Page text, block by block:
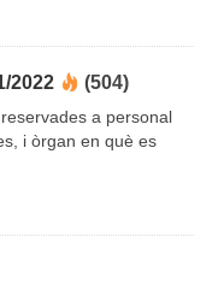
2022 (504)
a personal
i òrgan en què es